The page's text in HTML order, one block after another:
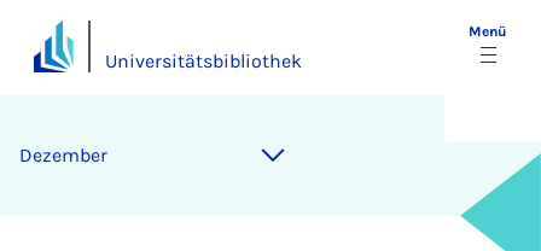
Universitätsbibliothek
Menü
Dezember